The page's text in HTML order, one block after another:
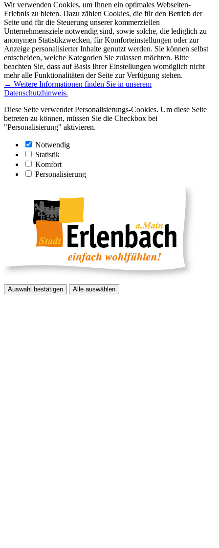
Wir verwenden Cookies, um Ihnen ein optimales Webseiten-
Erlebnis zu bieten. Dazu zählen Cookies, die für den Betrieb der
Seite und für die Steuerung unserer kommerziellen
Unternehmensziele notwendig sind, sowie solche, die lediglich zu
anonymen Statistikzwecken, für Komforteinstellungen oder zur
Anzeige personalisierter Inhalte genutzt werden. Sie können selbst
entscheiden, welche Kategorien Sie zulassen möchten. Bitte
beachten Sie, dass auf Basis Ihrer Einstellungen womöglich nicht
mehr alle Funktionalitäten der Seite zur Verfügung stehen.
→ Weitere Informationen finden Sie in unserem
Datenschutzhinweis.
Diese Seite verwendet Personalisierungs-Cookies. Um diese Seite
betreten zu können, müssen Sie die Checkbox bei
"Personalisierung" aktivieren.
Notwendig
Statistik
Komfort
Personalisierung
Auswahl bestätigen Alle auswählen